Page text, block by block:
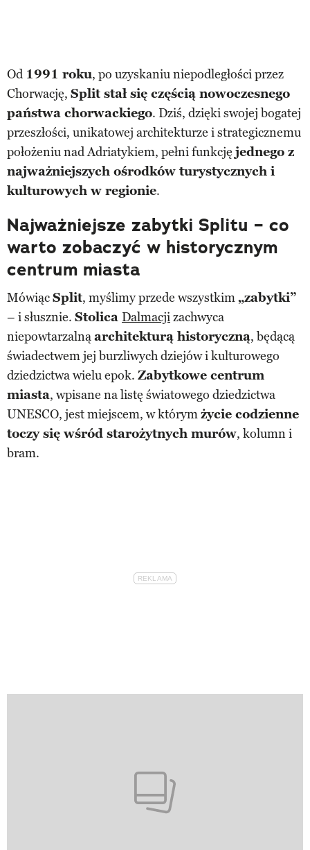
Od 1991 roku, po uzyskaniu niepodległości przez
Chorwację, Split stał się częścią nowoczesnego
państwa chorwackiego. Dziś, dzięki swojej bogatej
przeszłości, unikatowej architekturze i strategicznemu
położeniu nad Adriatykiem, pełni funkcję jednego z
najważniejszych ośrodków turystycznych i
kulturowych w regionie.
Najważniejsze zabytki Splitu – co
warto zobaczyć w historycznym
centrum miasta
MówiącSplit, myślimy przede wszystkim„zabytki”
– i słusznie. Stolica Dalmacjizachwyca
niepowtarzalnąarchitekturą historyczną, będącą
świadectwem jej burzliwych dziejów i kulturowego
dziedzictwa wielu epok. Zabytkowe centrum
miasta, wpisane na listę światowego dziedzictwa
UNESCO, jest miejscem, w którymżycie codzienne
toczy się wśród starożytnych murów, kolumn i
bram.